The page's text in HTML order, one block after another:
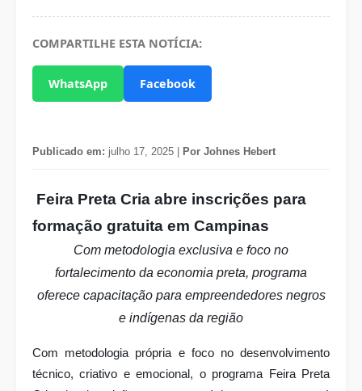
COMPARTILHE ESTA NOTÍCIA:
WhatsApp Facebook
Publicado em: julho 17, 2025 | Por Johnes Hebert
Feira Preta Cria abre inscrições para
formação gratuita em Campinas
Com metodologia exclusiva e foco no
fortalecimento da economia preta, programa
oferece capacitação para empreendedores negros
e indígenas da região
Com metodologia própria e foco no desenvolvimento
técnico, criativo e emocional, o programa Feira Preta